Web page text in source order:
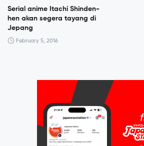
Serial anime Itachi Shinden-
hen akan segera tayang di
Jepang
February 5, 2016